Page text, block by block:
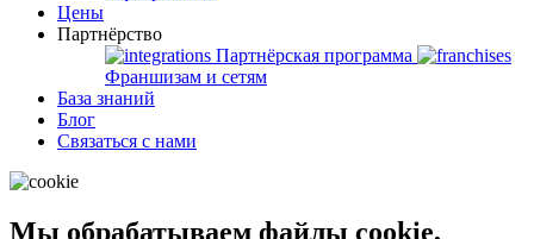
Цены
Партнёрство
Партнёрская программа
Франшизам и сетям
База знаний
Блог
Связаться с нами
Мы обрабатываем файлы cookie,